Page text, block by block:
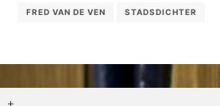
FRED VAN DE VEN STADSDICHTER